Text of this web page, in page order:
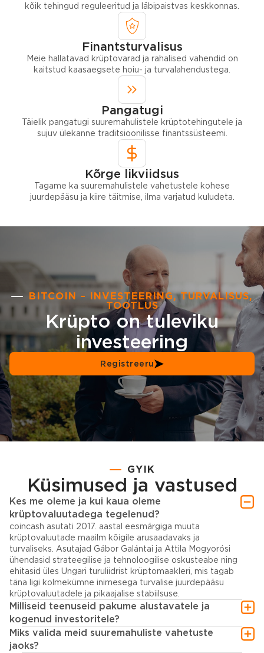
kõik tehingud reguleeritud ja läbipaistvas keskkonnas.
Finantsturvalisus
Meie hallatavad krüptovarad ja rahalised vahendid on
kaitstud kaasaegsete hoiu- ja turvalahendustega.
Pangatugi
Täielik pangatugi suuremahulistele krüptotehingutele ja
sujuv ülekanne traditsioonilisse finantssüsteemi.
Kõrge likviidsus
Tagame ka suuremahulistele vahetustele kohese
juurdepääsu ja kiire täitmise, ilma varjatud kuludeta.
BITCOIN – INVESTEERING, TURVALISUS,
TOOTLUS
Krüpto on tuleviku
investeering
Registreeru
GYIK
Küsimused ja vastused
Kes me oleme ja kui kaua oleme
krüptovaluutadega tegelenud?
coincash asutati 2017. aastal eesmärgiga muuta
krüptovaluutade maailm kõigile arusaadavaks ja
turvaliseks. Asutajad Gábor Galántai ja Attila Mogyorósi
ühendasid strateegilise ja tehnoloogilise oskusteabe ning
ehitasid üles Ungari turuliidrist krüptomaakleri, mis tagab
täna ligi kolmekümne inimesega turvalise juurdepääsu
krüptovaluutadele ja pikaajalise stabiilsuse.
Milliseid teenuseid pakume alustavatele ja
kogenud investoritele?
Miks valida meid suuremahuliste vahetuste
jaoks?